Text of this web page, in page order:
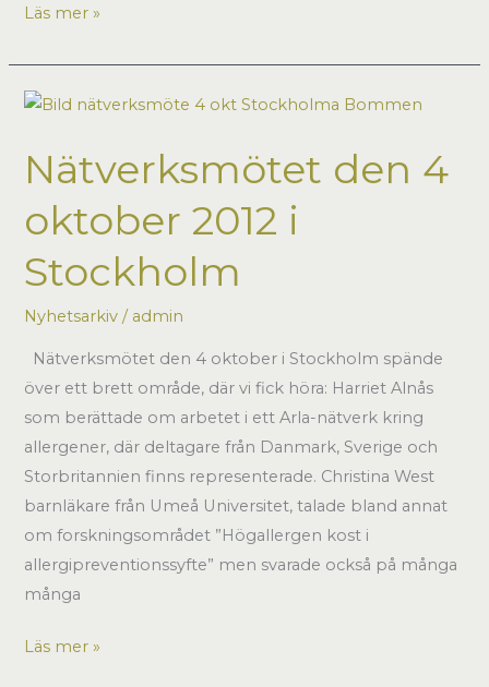
Nätverksmöte
Lund
den
juni
2012
Läs mer »
Nätverksmötet den 4
oktober 2012 i
Stockholm
Nyhetsarkiv / admin
Nätverksmötet den 4 oktober i Stockholm spände
över ett brett område, där vi fick höra: Harriet Alnås
som berättade om arbetet i ett Arla-nätverk kring
allergener, där deltagare från Danmark, Sverige och
Storbritannien finns representerade. Christina West
barnläkare från Umeå Universitet, talade bland annat
om forskningsområdet ”Högallergen kost i
allergipreventionssyfte” men svarade också på många
många
Nätverksmötet
Läs mer »